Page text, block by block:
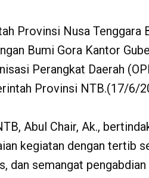
Provinsi Nusa Tenggara
Bumi Gora Kantor
Perangkat Daerah
Provinsi NTB.(17/6/
Abul Chair, Ak.,
kegiatan dengan tertib
dan semangat